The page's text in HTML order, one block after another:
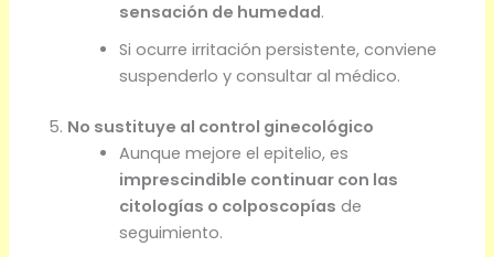
sensación de humedad.
Si ocurre irritación persistente, conviene
suspenderlo y consultar al médico.
5. No sustituye al control ginecológico
Aunque mejore el epitelio, es
imprescindible continuar con las
citologías o colposcopías de
seguimiento.